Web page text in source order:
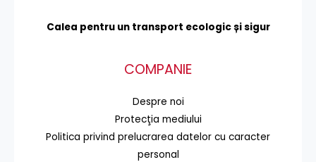
Calea pentru un transport ecologic și sigur
COMPANIE
Despre noi
Protecţia mediului
Politica privind prelucrarea datelor cu caracter
personal